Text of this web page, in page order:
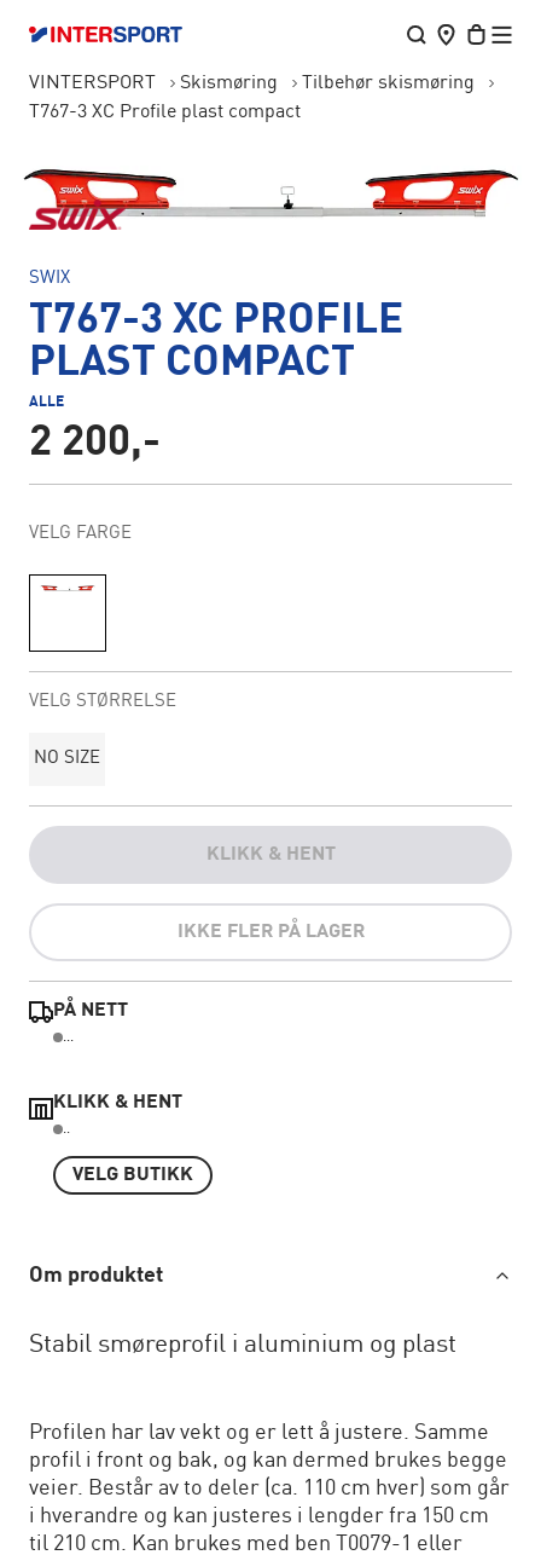
VINTERSPORT Skismøring
Tilbehør skismøring
T767-3 XC Profile plast compact
SWIX
T767-3 XC PROFILE
PLAST COMPACT
ALLE
2 200,-
VELG FARGE
VELG STØRRELSE
NO SIZE
KLIKK & HENT
IKKE FLER PÅ LAGER
PÅ NETT
...
KLIKK & HENT
..
VELG BUTIKK
Om produktet
Stabil smøreprofil i aluminium og plast
Profilen har lav vekt og er lett å justere. Samme
profil i front og bak, og kan dermed brukes begge
veier. Består av to deler (ca. 110 cm hver) som går
i hverandre og kan justeres i lengder fra 150 cm
til 210 cm. Kan brukes med ben T0079-1 eller